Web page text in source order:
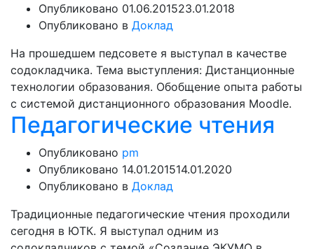
Опубликовано 01.06.201523.01.2018
Опубликовано в Доклад
На прошедшем педсовете я выступал в качестве
содокладчика. Тема выступления: Дистанционные
технологии образования. Обобщение опыта работы
с системой дистанционного образования Moodle.
Педагогические чтения
Опубликовано pm
Опубликовано 14.01.201514.01.2020
Опубликовано в Доклад
Традиционные педагогические чтения проходили
сегодня в ЮТК. Я выступал одним из